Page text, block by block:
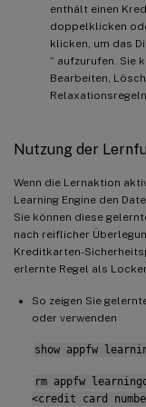
enthält einen
doppelklicken
klicken, um das
“ aufzurufen. Sie
Bearbeiten,
Nutzung der
Wenn die Lernaktion
Learning Engine den
Sie können diese
nach reiflicher
Kreditkarten-
erlernte Regel als
So zeigen Sie
oder verwenden
show appfw
rm appfw
<credit card